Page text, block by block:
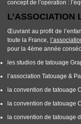
concept de l’opération :
Œuvrant au profit de
toute la France,
pour la 4ème année
les studios de tatouage
l’association Tatouage &
la convention de tatouage
la convention de tatouage
la convention de tatouage